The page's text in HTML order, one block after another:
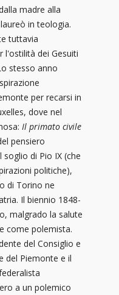
madre alla
in teologia.
tuttavia
l'ostilità dei Gesuiti
stesso anno
per recarsi in
dove nel
Il primato civile
pensiero
di Pio IX (che
politiche),
di Torino ne
Il biennio 1848-
malgrado la salute
come polemista.
del Consiglio e
del Piemonte e il
a un polemico